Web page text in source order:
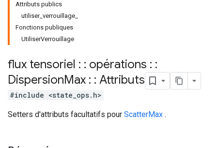
Attributs publics
utiliser_verrouillage_
Fonctions publiques
UtiliserVerrouillage
flux tensoriel : : opérations : :
DispersionMax : : Attributs
#include <state_ops.h>
Setters d'attributs facultatifs pour ScatterMax .